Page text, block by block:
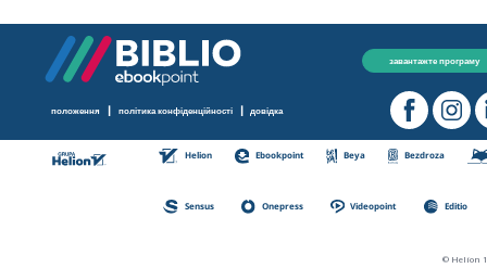
завантажте програму
положення | політика конфіденційності | довідка
Helion Ebookpoint Beya Bezdroza
Sensus Onepress Videopoint Editio
© Helion